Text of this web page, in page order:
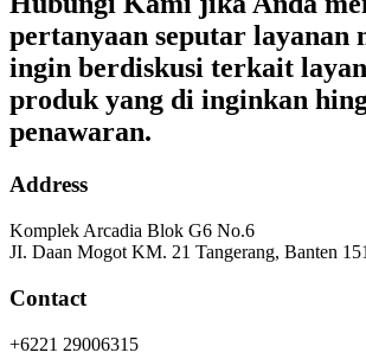
pertanyaan seputar layanan
ingin berdiskusi terkait
produk yang di inginkan
penawaran.
Address
Komplek Arcadia Blok G6 No.6
JI. Daan Mogot KM. 21 Tangerang, Banten
Contact
+6221 29006315